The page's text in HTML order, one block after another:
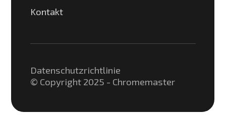
Kontakt
© Copyright 2025 - Chromemaster
Datenschutzrichtlinie